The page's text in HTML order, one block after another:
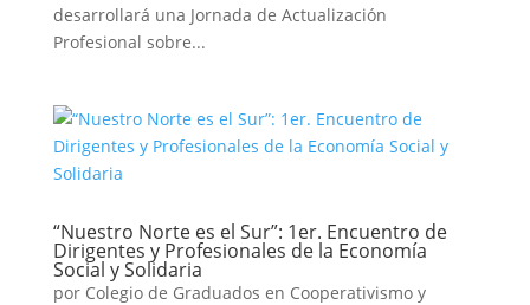
desarrollará una Jornada de Actualización
Profesional sobre...
“Nuestro Norte es el Sur”: 1er. Encuentro de
Dirigentes y Profesionales de la Economía
Social y Solidaria
por Colegio de Graduados en Cooperativismo y